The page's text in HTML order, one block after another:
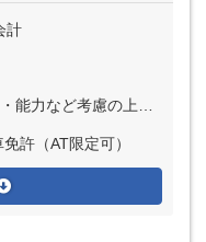
計
分＝3万2000円～4万5000円）を含む ※超過分は別途全額支給
許（AT限定可）